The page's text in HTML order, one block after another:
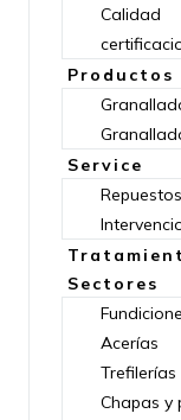
Calidad
Productos
Service
Sectores
Acerías
Trefilerías
Chapas y